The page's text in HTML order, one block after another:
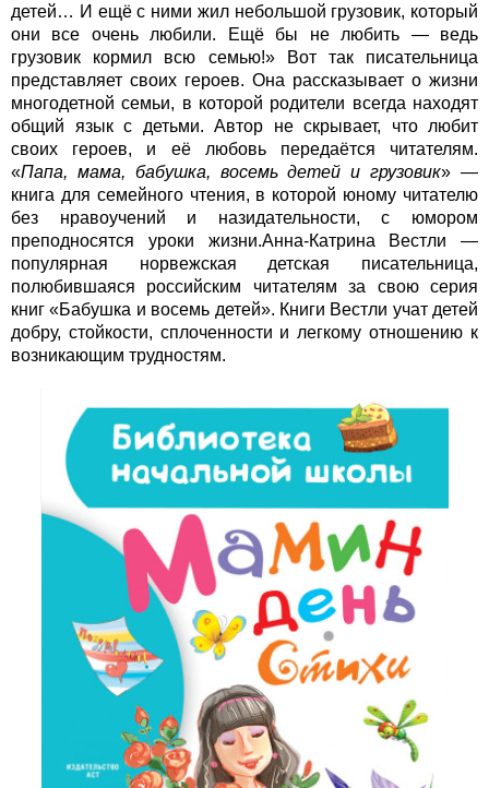
детей… И ещё с ними жил небольшой грузовик, который
они все очень любили. Ещё бы не любить — ведь
грузовик кормил всю семью!» Вот так писательница
представляет своих героев. Она рассказывает о жизни
многодетной семьи, в которой родители всегда находят
общий язык с детьми. Автор не скрывает, что любит
своих героев, и её любовь передаётся читателям.
«Папа, мама, бабушка, восемь детей и грузовик» —
книга для семейного чтения, в которой юному читателю
без нравоучений и назидательности, с юмором
преподносятся уроки жизни.Анна-Катрина Вестли —
популярная норвежская детская писательница,
полюбившаяся российским читателям за свою серия
книг «Бабушка и восемь детей». Книги Вестли учат детей
добру, стойкости, сплоченности и легкому отношению к
возникающим трудностям.